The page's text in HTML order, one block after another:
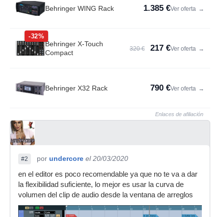
Behringer WING Rack 1.385 €Ver oferta →
-32%
Behringer X-Touch
Compact
320 € 217 €Ver oferta →
Behringer X32 Rack 790 €Ver oferta →
Enlaces de afiliación
#2 por undercore el 20/03/2020
en el editor es poco recomendable ya que no te va a dar
la flexibilidad suficiente, lo mejor es usar la curva de
volumen del clip de audio desde la ventana de arreglos